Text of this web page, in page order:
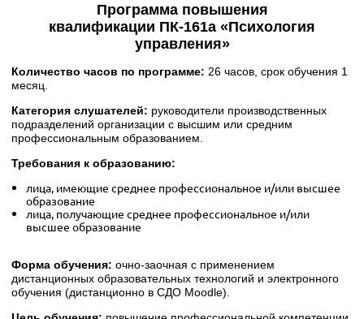
Программа повышения
квалификации ПК-161a «Психология
управления»
Количество часов по программе: 26 часов, срок обучения 1
месяц.
Категория слушателей: руководители производственных
подразделений организации с высшим или средним
профессиональным образованием.
Требования к образованию:
лица, имеющие среднее профессиональное и/или высшее
образование
лица, получающие среднее профессиональное и/или
высшее образование
Форма обучения: очно-заочная с применением
дистанционных образовательных технологий и электронного
обучения (дистанционно в СДО Moodle).